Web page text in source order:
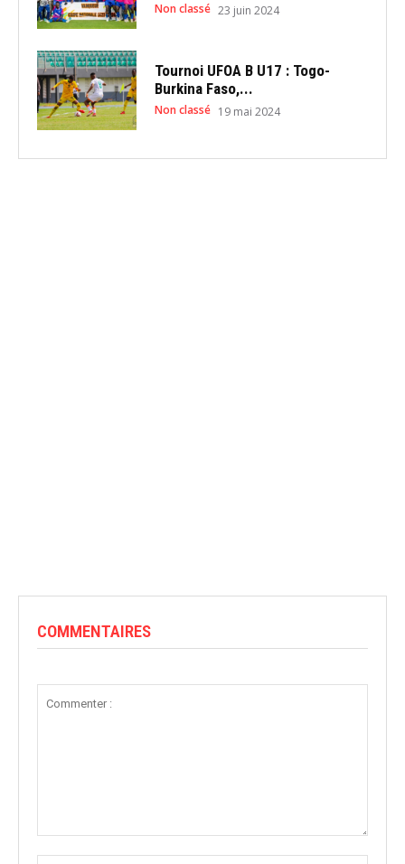
Non classé 23 juin 2024
Tournoi UFOA B U17 : Togo-
Burkina Faso,...
Non classé 19 mai 2024
COMMENTAIRES